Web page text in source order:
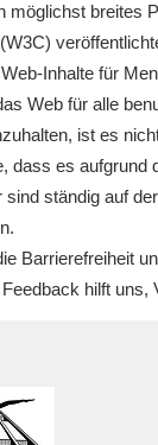
möglichst breites
Inhalte für
Web für alle
ist es
es
ständig auf
Barrierefreiheit
hilft uns,